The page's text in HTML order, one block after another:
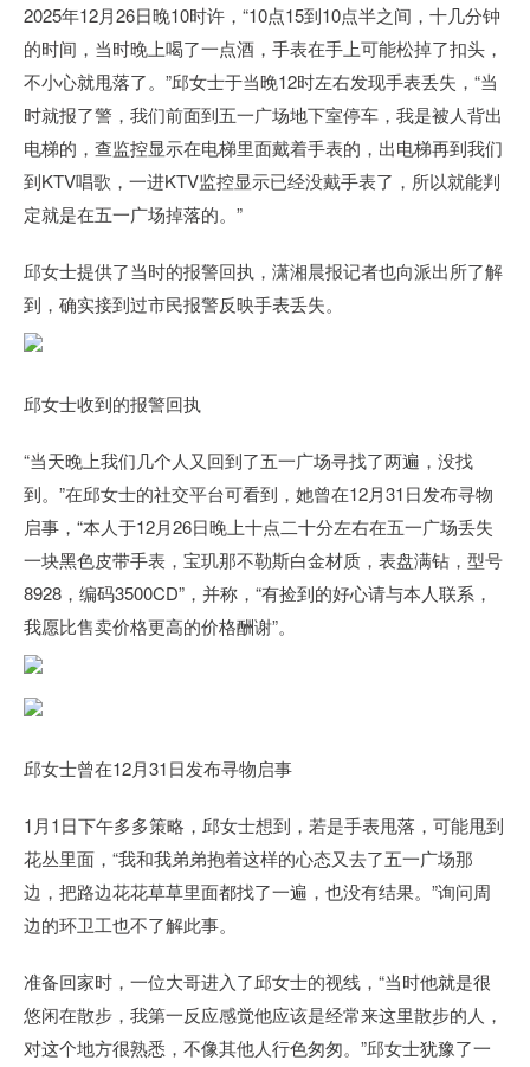
2025年12月26日晚10时许，“10点15到10点半之间，十几分钟
的时间，当时晚上喝了一点酒，手表在手上可能松掉了扣头，
不小心就甩落了。”邱女士于当晚12时左右发现手表丢失，“当
时就报了警，我们前面到五一广场地下室停车，我是被人背出
电梯的，查监控显示在电梯里面戴着手表的，出电梯再到我们
到KTV唱歌，一进KTV监控显示已经没戴手表了，所以就能判
定就是在五一广场掉落的。”
邱女士提供了当时的报警回执，潇湘晨报记者也向派出所了解
到，确实接到过市民报警反映手表丢失。
邱女士收到的报警回执
“当天晚上我们几个人又回到了五一广场寻找了两遍，没找
到。”在邱女士的社交平台可看到，她曾在12月31日发布寻物
启事，“本人于12月26日晚上十点二十分左右在五一广场丢失
一块黑色皮带手表，宝玑那不勒斯白金材质，表盘满钻，型号
8928，编码3500CD”，并称，“有捡到的好心请与本人联系，
我愿比售卖价格更高的价格酬谢”。
邱女士曾在12月31日发布寻物启事
1月1日下午多多策略，邱女士想到，若是手表甩落，可能甩到
花丛里面，“我和我弟弟抱着这样的心态又去了五一广场那
边，把路边花花草草里面都找了一遍，也没有结果。”询问周
边的环卫工也不了解此事。
准备回家时，一位大哥进入了邱女士的视线，“当时他就是很
悠闲在散步，我第一反应感觉他应该是经常来这里散步的人，
对这个地方很熟悉，不像其他人行色匆匆。”邱女士犹豫了一